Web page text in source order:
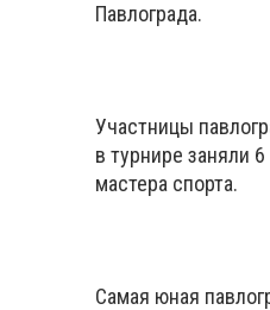
Павлограда.
Участницы
в турнире заняли
мастера спорта.
Самая юная